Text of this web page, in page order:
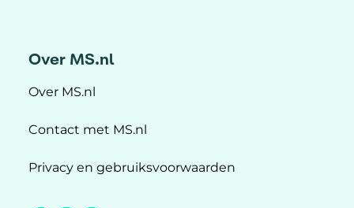
Over MS.nl
Over MS.nl
Contact met MS.nl
Privacy en gebruiksvoorwaarden